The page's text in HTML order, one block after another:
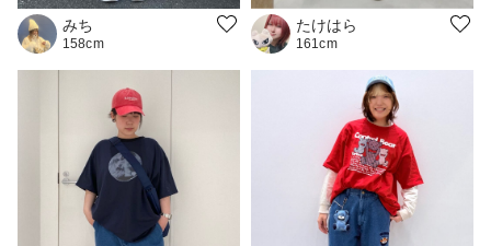
みち
158cm
たけはら
161cm